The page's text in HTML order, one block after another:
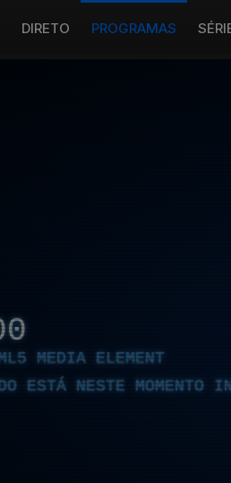
DIRETO PROGRAMAS
MEDIA ELEMENT
ESTÁ NESTE MOMENTO